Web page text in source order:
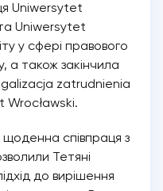
Uniwersytet
Uniwersytet
у сфері правового
а також закінчила
zatrudnienia
Wrocławski.
щоденна співпраця з
Тетяні
до вирішення